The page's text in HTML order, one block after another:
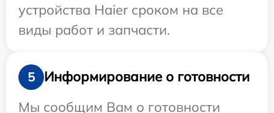
устройства Haier сроком на все
виды работ и запчасти.
5
Информирование о готовности
Мы сообщим Вам о готовности